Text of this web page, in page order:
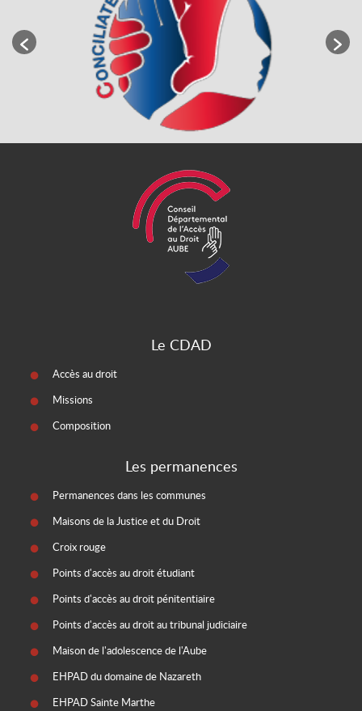
Le CDAD
Accès au droit
Missions
Composition
Les permanences
Permanences dans les communes
Maisons de la Justice et du Droit
Croix rouge
Points d'accès au droit étudiant
Points d'accès au droit pénitentiaire
Points d'accès au droit au tribunal judiciaire
Maison de l'adolescence de l'Aube
EHPAD du domaine de Nazareth
EHPAD Sainte Marthe